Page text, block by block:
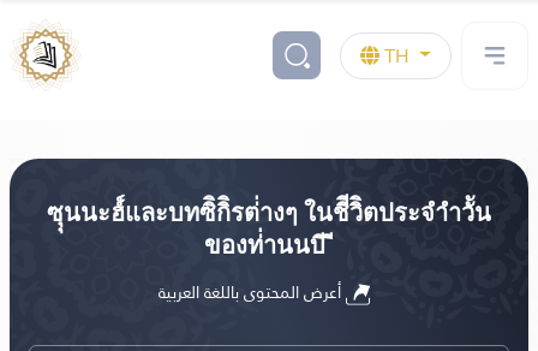
TH
ซุุนนะฮ์์และบทซิิกิิรต่่างๆ ในชีีวิิตประจำำวััน
ของท่่านนบี ี